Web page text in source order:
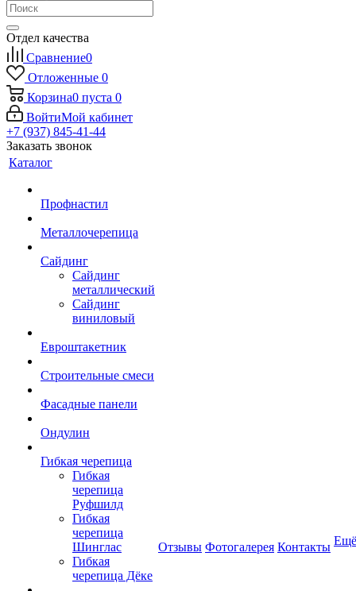
Отдел качества
Сравнение0
Отложенные 0
Корзина0 пуста 0
ВойтиМой кабинет
+7 (937) 845-41-44
Заказать звонок
Каталог
Профнастил
Металлочерепица
Сайдинг
Сайдинг
металлический
Сайдинг
виниловый
Евроштакетник
Строительные смеси
Фасадные панели
Ондулин
Гибкая черепица
Гибкая
черепица
Руфшилд
Гибкая
черепица
Шинглас
Гибкая
черепица Дёке
Отзывы Фотогалерея Контакты Ещё